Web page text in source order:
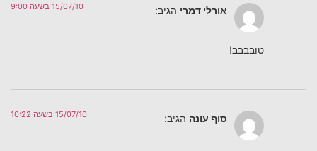
אורלי דמרי הגיב: 15/07/10 בשעה 9:00
טובבבב!
סוף עונה הגיב: 15/07/10 בשעה 10:22